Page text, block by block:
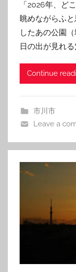
「2026年、ど
眺めながらふ
したあの公園
日の出が見れる
Continue
市川市
Leave a